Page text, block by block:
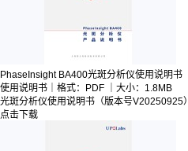
PhaseInsight BA400光斑分析仪使用说明书
使用说明书｜格式：PDF ｜大小：1.8MB
光斑分析仪使用说明书（版本号V20250925）
点击下载